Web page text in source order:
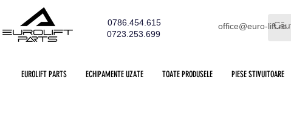
0786.454.615
0723.253.699
office@euro-lift.ro
EUROLIFT PARTS ECHIPAMENTE UZATE TOATE PRODUSELE PIESE STIVUITOARE